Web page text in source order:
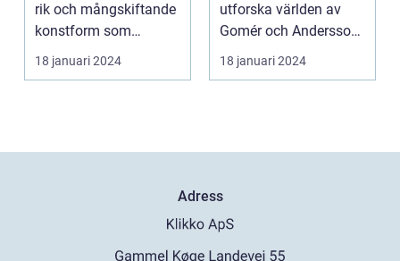
rik och mångskiftande
konstform som
härstammar från
Australiens...
18 januari 2024
utforska världen av
Gomér och Andersson
konst, dess olik...
18 januari 2024
Adress